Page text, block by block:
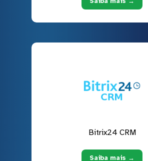
Bitrix24 CRM
Saiba mais →